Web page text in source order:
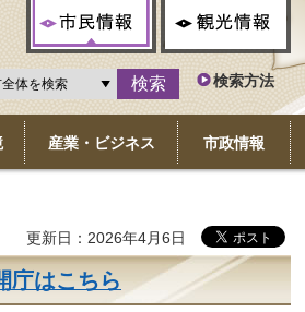
検索方法
産業・ビジネス 市政情報
更新日：2026年4月6日
庁はこちら